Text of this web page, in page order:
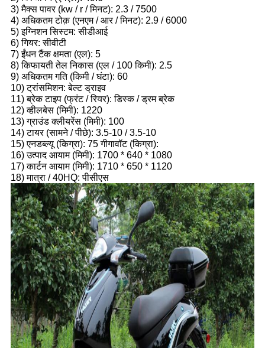
3) मैक्स पावर (kw / r / मिनट): 2.3 / 7500
4) अधिकतम टोक़ (एनएम / आर / मिनट): 2.9 / 6000
5) इग्निशन सिस्टम: सीडीआई
6) गियर: सीवीटी
7) ईंधन टैंक क्षमता (एल): 5
8) किफायती तेल निकास (एल / 100 किमी): 2.5
9) अधिकतम गति (किमी / घंटा): 60
10) ट्रांसमिशन: बेल्ट ड्राइव
11) ब्रेक टाइप (फ्रंट / रियर): डिस्क / ड्रम ब्रेक
12) व्हीलबेस (मिमी): 1220
13) ग्राउंड क्लीयरेंस (मिमी): 100
14) टायर (सामने / पीछे): 3.5-10 / 3.5-10
15) एनडब्ल्यू (किग्रा): 75 गीगावॉट (किग्रा):
16) उत्पाद आयाम (मिमी): 1700 * 640 * 1080
17) कार्टन आयाम (मिमी): 1710 * 650 * 1120
18) मात्रा / 40HQ: पीसीएस